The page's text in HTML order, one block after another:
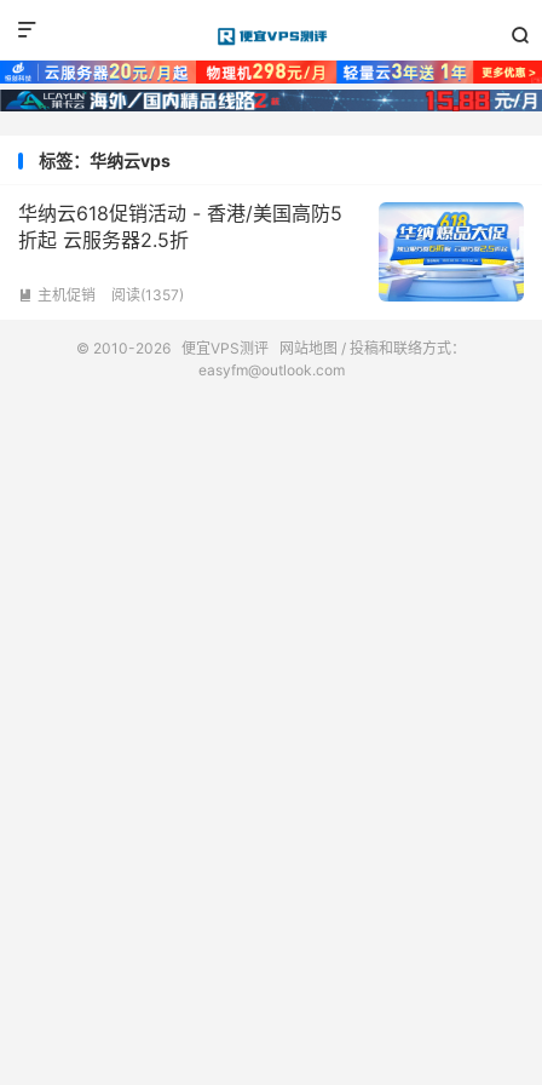


标签：华纳云vps
华纳云618促销活动 - 香港/美国高防5
折起 云服务器2.5折
 主机促销 阅读(1357)
© 2010-2026 便宜VPS测评 网站地图 / 投稿和联络方式：
easyfm@outlook.com